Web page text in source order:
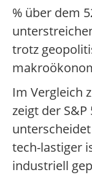
% über dem
trotz
Im Vergleich
zeigt der
tech-lastiger
industriell